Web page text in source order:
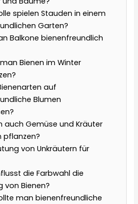
spielen Stauden in einem
Garten?
Balkone bienenfreundlich
Bienen im Winter
auf
Blumen
auch Gemüse und Kräuter
pflanzen?
von Unkräutern für
die Farbwahl die
von Bienen?
man bienenfreundliche